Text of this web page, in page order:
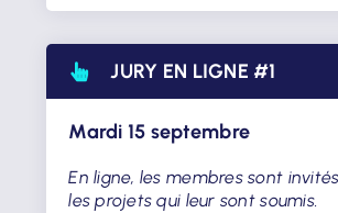
JURY EN LIGNE #1
Mardi 15 septembre
En ligne, les membres sont
les projets qui leur sontsoumis.